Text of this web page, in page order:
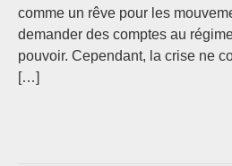
comme un rêve pour les
demander des comptes au
pouvoir. Cependant, la crise ne
[…]